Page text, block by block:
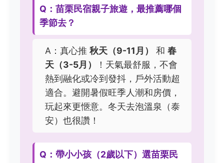
Q：苗栗民宿親子旅遊，最推薦哪個
季節去？
A：真心推 秋天（9-11月） 和 春
天（3-5月）
！天氣最舒服，不會
熱到融化或冷到發抖，戶外活動超
適合。避開暑假旺季人潮和房價，
玩起來更愜意。冬天去泡溫泉（泰
安）也很讚！
Q：帶小小孩（2歲以下）選苗栗民